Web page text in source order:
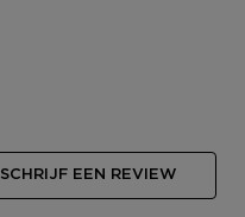
SCHRIJF EEN REVIEW